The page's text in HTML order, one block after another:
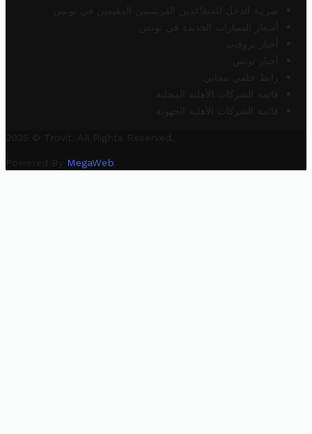
ضريبة الدخل للمتقاعدين الفرنسيين المقيمين في تونس
أسعار السيارات الجديدة في تونس
أخبار تروفيت
أخبار تونس
رابط خلفي مجاني
قائمة الشركات الأهلية المحلية
قائمة الشركات الأهلية الجهوية
2025 © Trovit. All Rights Reserved.
Powered By MegaWeb